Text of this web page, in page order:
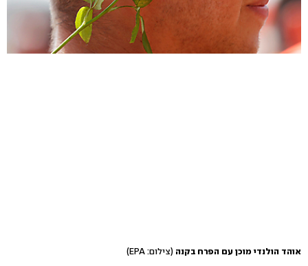
אוהד הולנדי מוכן עם הפרח בקנה (צילום: EPA)